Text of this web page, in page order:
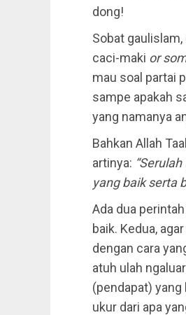
dong!
Sobat
caci-maki or
mau soal partai
sampe apakah
yang namanya
Bahkan Allah
artinya:
yang baik serta
Ada dua
baik. Kedua,
dengan cara
atuh ulah
(pendapat)
ukur dari apa